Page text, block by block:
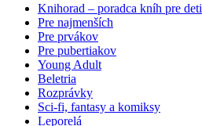
Knihorad – poradca kníh pre deti
Pre najmenších
Pre prvákov
Pre pubertiakov
Young Adult
Beletria
Rozprávky
Sci-fi, fantasy a komiksy
Leporelá